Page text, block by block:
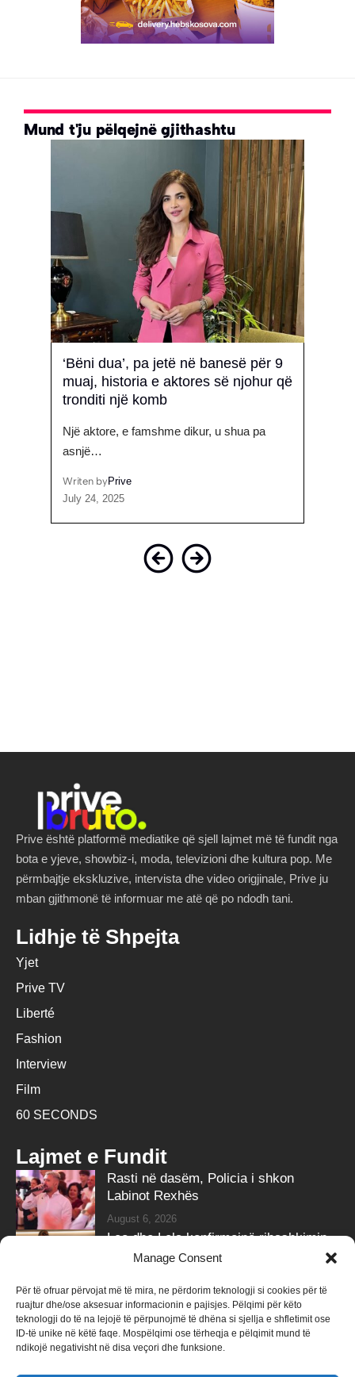
Manage Consent
Për të ofruar përvojat më të mira, ne përdorim teknologji si cookies për të
ruajtur dhe/ose aksesuar informacionin e pajisjes. Pëlqimi për këto
teknologji do të na lejojë të përpunojmë të dhëna si sjellja e shfletimit ose
ID-të unike në këtë faqe. Mospëlqimi ose tërheqja e pëlqimit mund të
ndikojë negativisht në disa veçori dhe funksione.
Mund t'ju pëlqejnë gjithashtu
‘Bëni dua’, pa jetë në banesë për 9
muaj, historia e aktores së njohur që
tronditi një komb
Një aktore, e famshme dikur, u shua pa
asnjë…
Writen byPrive
July 24, 2025
Prive është platformë mediatike që sjell lajmet më të fundit nga
bota e yjeve, showbiz-i, moda, televizioni dhe kultura pop. Me
përmbajtje ekskluzive, intervista dhe video origjinale, Prive ju
mban gjithmonë të informuar me atë që po ndodh tani.
Lidhje të Shpejta
Yjet
Prive TV
Liberté
Fashion
Interview
Film
60 SECONDS
Lajmet e Fundit
Rasti në dasëm, Policia i shkon
Labinot Rexhës
August 6, 2026
Leo dhe Lela konfirmojnë ribashkimin
me klipin e ri
Follow Us
258kFollowers 415k Followers